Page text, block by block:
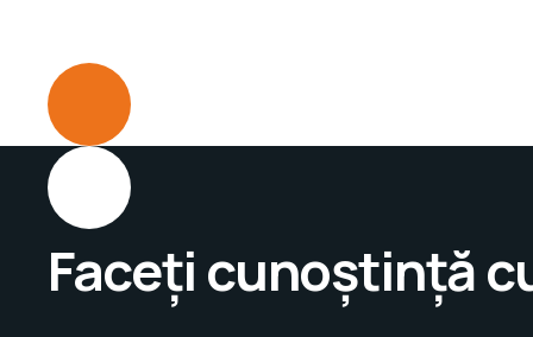
Faceți cunoștință